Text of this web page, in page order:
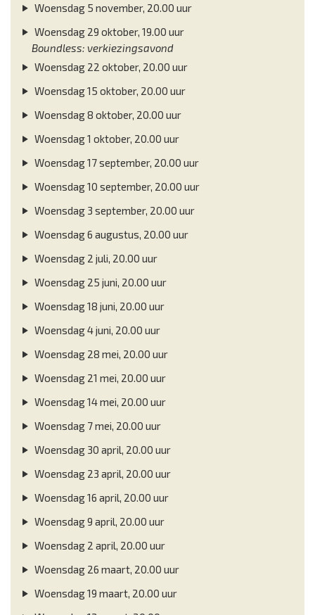
Woensdag 5 november, 20.00 uur
Woensdag 29 oktober, 19.00 uur
Boundless: verkiezingsavond
Woensdag 22 oktober, 20.00 uur
Woensdag 15 oktober, 20.00 uur
Woensdag 8 oktober, 20.00 uur
Woensdag 1 oktober, 20.00 uur
Woensdag 17 september, 20.00 uur
Woensdag 10 september, 20.00 uur
Woensdag 3 september, 20.00 uur
Woensdag 6 augustus, 20.00 uur
Woensdag 2 juli, 20.00 uur
Woensdag 25 juni, 20.00 uur
Woensdag 18 juni, 20.00 uur
Woensdag 4 juni, 20.00 uur
Woensdag 28 mei, 20.00 uur
Woensdag 21 mei, 20.00 uur
Woensdag 14 mei, 20.00 uur
Woensdag 7 mei, 20.00 uur
Woensdag 30 april, 20.00 uur
Woensdag 23 april, 20.00 uur
Woensdag 16 april, 20.00 uur
Woensdag 9 april, 20.00 uur
Woensdag 2 april, 20.00 uur
Woensdag 26 maart, 20.00 uur
Woensdag 19 maart, 20.00 uur